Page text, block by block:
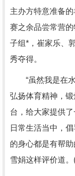
主办方特意准备
赛之余品尝常营
子组*，崔家乐、
秀夺得。
“虽然我是在水
弘扬体育精神，
台，给大家提供
日常生活当中，
的身心都是有帮
雪娟这样评价道。